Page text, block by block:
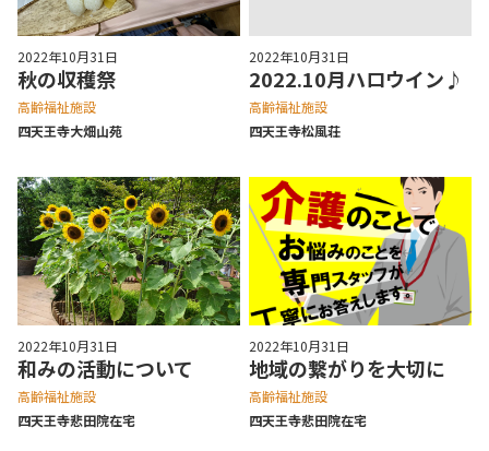
2022年10月31日
秋の収穫祭
高齢福祉施設
四天王寺⼤畑⼭苑
2022年10月31日
2022.10月ハロウイン♪
高齢福祉施設
四天王寺松⾵荘
2022年10月31日
和みの活動について
高齢福祉施設
四天王寺悲⽥院在宅
2022年10月31日
地域の繋がりを大切に
高齢福祉施設
四天王寺悲⽥院在宅